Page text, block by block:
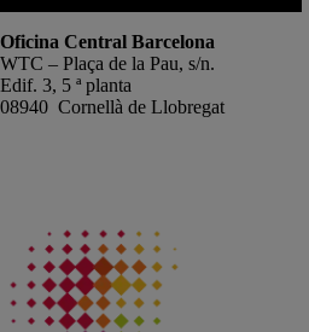
Oficina Central Barcelona
WTC – Plaça de la Pau, s/n.
Edif. 3, 5 ª planta
08940 Cornellà de Llobregat